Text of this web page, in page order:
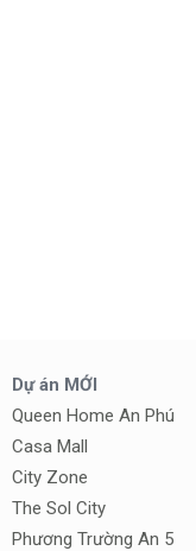
Dự án MỚI
Queen Home An Phú
Casa Mall
City Zone
The Sol City
Phương Trường An 5